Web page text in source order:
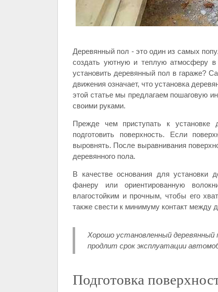
Деревянный пол - это один из самых
создать уютную и теплую атмосферу
установить деревянный пол в гараже?
движения означает, что установка
этой статье мы предлагаем пошаговую
своими руками.
Прежде чем приступать к установке
подготовить поверхность. Если
выровнять. После выравнивания
деревянного пола.
В качестве основания для установки
фанеру или ориентированную
влагостойким и прочным, чтобы его
также свести к минимуму контакт между
Хорошо установленный деревянный
продлит срок эксплуатации
Подготовка